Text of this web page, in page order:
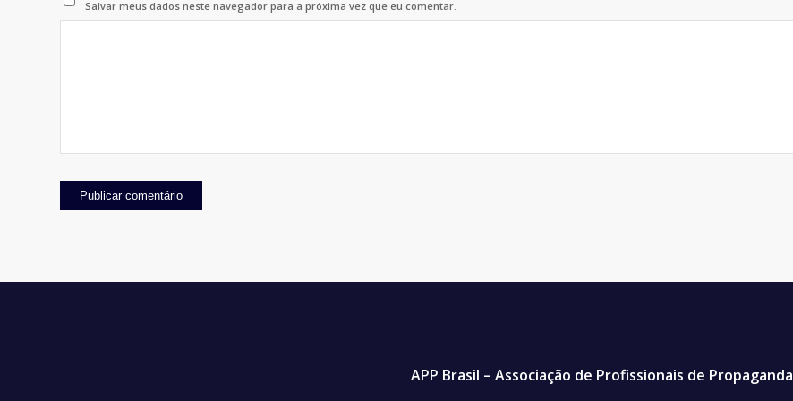
Salvar meus dados neste navegador para a próxima vez que eu comentar.
APP Brasil – Associação de Profissionais de Propaganda